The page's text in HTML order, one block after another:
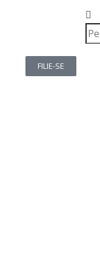
FILIE-SE